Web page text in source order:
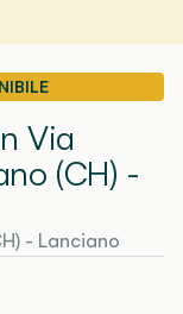
Via
(CH) -
- Lanciano